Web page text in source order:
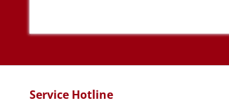
Service Hotline